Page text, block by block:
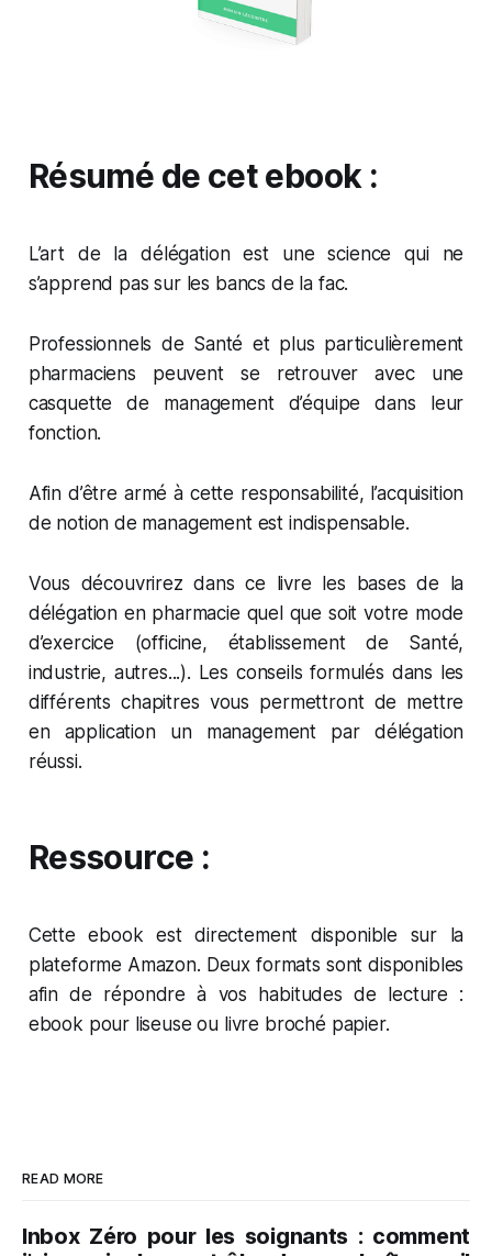
Résumé de cet ebook :
L’art de la délégation est une science qui ne
s’apprend pas sur les bancs de la fac.
Professionnels de Santé et plus particulièrement
pharmaciens peuvent se retrouver avec une
casquette de management d’équipe dans leur
fonction.
Afin d’être armé à cette responsabilité, l’acquisition
de notion de management est indispensable.
Vous découvrirez dans ce livre les bases de la
délégation en pharmacie quel que soit votre mode
d’exercice (officine, établissement de Santé,
industrie, autres...). Les conseils formulés dans les
différents chapitres vous permettront de mettre
en application un management par délégation
réussi.
Ressource :
Cette ebook est directement disponible sur la
plateforme Amazon. Deux formats sont disponibles
afin de répondre à vos habitudes de lecture :
ebook pour liseuse ou livre broché papier.
READ MORE
Inbox Zéro pour les soignants : comment